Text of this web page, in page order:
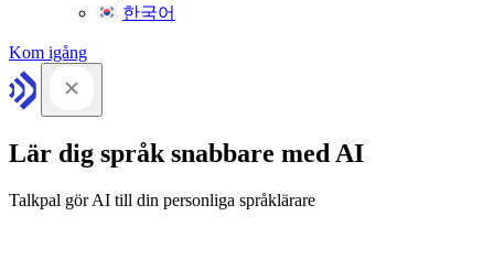
한국어
Kom igång
Lär dig språk snabbare med AI
Talkpal gör AI till din personliga språklärare